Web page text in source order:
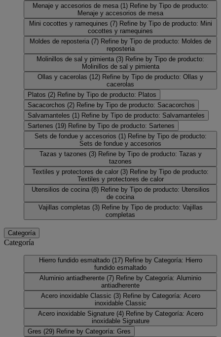
Menaje y accesorios de mesa (1) Refine by Tipo de producto:
Menaje y accesorios de mesa
Mini cocottes y ramequines (7) Refine by Tipo de producto: Mini
cocottes y ramequines
Moldes de reposteria (7) Refine by Tipo de producto: Moldes de
reposteria
Molinillos de sal y pimienta (3) Refine by Tipo de producto:
Molinillos de sal y pimienta
Ollas y cacerolas (12) Refine by Tipo de producto: Ollas y
cacerolas
Platos (2) Refine by Tipo de producto: Platos
Sacacorchos (2) Refine by Tipo de producto: Sacacorchos
Salvamanteles (1) Refine by Tipo de producto: Salvamanteles
Sartenes (19) Refine by Tipo de producto: Sartenes
Sets de fondue y accesorios (1) Refine by Tipo de producto:
Sets de fondue y accesorios
Tazas y tazones (3) Refine by Tipo de producto: Tazas y
tazones
Textiles y protectores de calor (3) Refine by Tipo de producto:
Textiles y protectores de calor
Utensilios de cocina (8) Refine by Tipo de producto: Utensilios
de cocina
Vajillas completas (3) Refine by Tipo de producto: Vajillas
completas
Categoría
Categoría
Hierro fundido esmaltado (17) Refine by Categoría: Hierro
fundido esmaltado
Aluminio antiadherente (7) Refine by Categoría: Aluminio
antiadherente
Acero inoxidable Classic (3) Refine by Categoría: Acero
inoxidable Classic
Acero inoxidable Signature (4) Refine by Categoría: Acero
inoxidable Signature
Gres (29) Refine by Categoría: Gres